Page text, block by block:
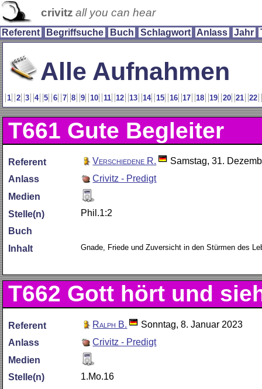
crivitz all you can hear
Referent Begriffsuche Buch Schlagwort Anlass Jahr
Alle Aufnahmen
1 2 3 4 5 6 7 8 9 10 11 12 13 14 15 16 17 18 19 20 21 22
T661 Gute Begleiter
Referent Verschiedene R.
Samstag, 31.
Anlass
Crivitz - Predigt
Medien
Stelle(n)
Phil.1:2
Buch
Inhalt
Gnade, Friede und Zuversicht in den Stürmen des
T662 Gott hört und
Referent Ralph B.
Sonntag, 8. Januar 2023
Anlass
Crivitz - Predigt
Medien
Stelle(n)
1.Mo.16